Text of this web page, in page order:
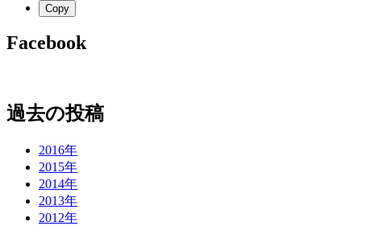
Copy
Facebook
過去の投稿
2016年
2015年
2014年
2013年
2012年